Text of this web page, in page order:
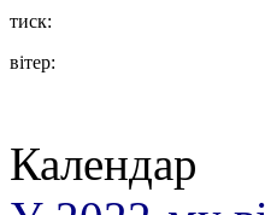
тиск:
вітер:
Календар